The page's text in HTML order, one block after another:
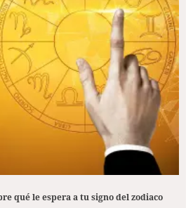
qué le espera a tu signo del zodiaco